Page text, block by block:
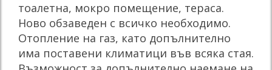
тоалетна, мокро помещение, тераса.
Ново обзаведен с всичко необходимо.
Отопление на газ, като допълнително
има поставени климатици във всяка стая.